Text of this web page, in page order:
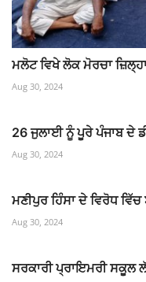
ਮਲੋਟ ਵਿਖੇ ਲੋਕ ਮੋਰਚਾ
Aug 30, 2024
26 ਜੁਲਾਈ ਨੂੰ ਪੂਰੇ ਪੰਜਾਬ ਦੇ
Aug 30, 2024
ਮਣੀਪੁਰ ਹਿੰਸਾ ਦੇ ਵਿਰੋਧ
Aug 30, 2024
ਸਰਕਾਰੀ ਪ੍ਰਾਇਮਰੀ ਸਕੂਲ